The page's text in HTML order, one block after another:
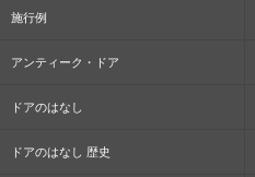
施行例
アンティーク・ドア
ドアのはなし
ドアのはなし 歴史